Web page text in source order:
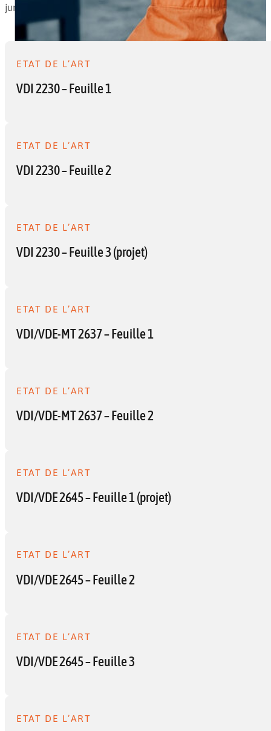
juridique, la confiance et une position forte en cas
ETAT DE L’ART
VDI 2230 – Feuille 1
ETAT DE L’ART
VDI 2230 – Feuille 2
ETAT DE L’ART
VDI 2230 – Feuille 3 (projet)
ETAT DE L’ART
VDI/VDE-MT 2637 – Feuille 1
ETAT DE L’ART
VDI/VDE-MT 2637 – Feuille 2
ETAT DE L’ART
VDI/VDE 2645 – Feuille 1 (projet)
ETAT DE L’ART
VDI/VDE 2645 – Feuille 2
ETAT DE L’ART
VDI/VDE 2645 – Feuille 3
ETAT DE L’ART